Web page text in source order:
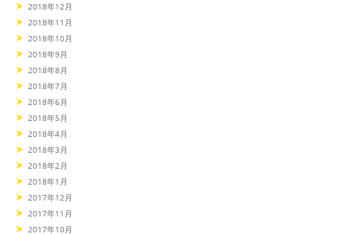
2018年12月
2018年11月
2018年10月
2018年9月
2018年8月
2018年7月
2018年6月
2018年5月
2018年4月
2018年3月
2018年2月
2018年1月
2017年12月
2017年11月
2017年10月